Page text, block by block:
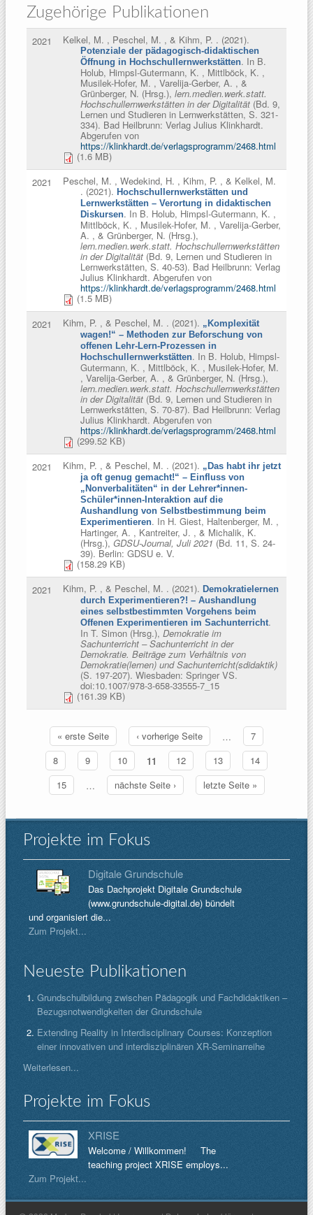
Zugehörige Publikationen
2021 Kelkel, M. , Peschel, M. , & Kihm, P. . (2021).
Potenziale der pädagogisch-didaktischen
Öffnung in Hochschullernwerkstätten. In B.
Holub, Himpsl-Gutermann, K. , Mittlböck, K. ,
Musilek-Hofer, M. , Varelija-Gerber, A. , &
Grünberger, N. (Hrsg.), lern.medien.werk.statt.
Hochschullernwerkstätten in der Digitalität (Bd. 9,
Lernen und Studieren in Lernwerkstätten, S. 321-
334). Bad Heilbrunn: Verlag Julius Klinkhardt.
Abgerufen von
https://klinkhardt.de/verlagsprogramm/2468.html
(1.6 MB)
2021
Peschel, M. , Wedekind, H. , Kihm, P. , & Kelkel, M.
. (2021). Hochschullernwerkstätten und
Lernwerkstätten – Verortung in didaktischen
Diskursen. In B. Holub, Himpsl-Gutermann, K. ,
Mittlböck, K. , Musilek-Hofer, M. , Varelija-Gerber,
A. , & Grünberger, N. (Hrsg.),
lern.medien.werk.statt. Hochschullernwerkstätten
in der Digitalität (Bd. 9, Lernen und Studieren in
Lernwerkstätten, S. 40-53). Bad Heilbrunn: Verlag
Julius Klinkhardt. Abgerufen von
https://klinkhardt.de/verlagsprogramm/2468.html
(1.5 MB)
2021
Kihm, P. , & Peschel, M. . (2021). „Komplexität
wagen!“ – Methoden zur Beforschung von
offenen Lehr-Lern-Prozessen in
Hochschullernwerkstätten. In B. Holub, Himpsl-
Gutermann, K. , Mittlböck, K. , Musilek-Hofer, M.
, Varelija-Gerber, A. , & Grünberger, N. (Hrsg.),
lern.medien.werk.statt. Hochschullernwerkstätten
in der Digitalität (Bd. 9, Lernen und Studieren in
Lernwerkstätten, S. 70-87). Bad Heilbrunn: Verlag
Julius Klinkhardt. Abgerufen von
https://klinkhardt.de/verlagsprogramm/2468.html
(299.52 KB)
2021
Kihm, P. , & Peschel, M. . (2021). „Das habt ihr jetzt
ja oft genug gemacht!“ – Einfluss von
„Nonverbalitäten“ in der Lehrer*innen-
Schüler*innen-Interaktion auf die
Aushandlung von Selbstbestimmung beim
Experimentieren. In H. Giest, Haltenberger, M. ,
Hartinger, A. , Kantreiter, J. , & Michalik, K.
(Hrsg.), GDSU-Journal, Juli 2021 (Bd. 11, S. 24-
39). Berlin: GDSU e. V.
(158.29 KB)
2021
Kihm, P. , & Peschel, M. . (2021). Demokratielernen
durch Experimentieren?! – Aushandlung
eines selbstbestimmten Vorgehens beim
Offenen Experimentieren im Sachunterricht.
In T. Simon (Hrsg.), Demokratie im
Sachunterricht – Sachunterricht in der
Demokratie. Beiträge zum Verhältnis von
Demokratie(lernen) und Sachunterricht(sdidaktik)
(S. 197-207). Wiesbaden: Springer VS.
doi:10.1007/978-3-658-33555-7_15
(161.39 KB)
Seiten
« erste Seite ‹ vorherige Seite …
7
8
9 10 11 12 13
14
15
… nächste Seite › letzte Seite »
Projekte im Fokus
Digitale Grundschule
Das Dachprojekt Digitale Grundschule
(www.grundschule-digital.de) bündelt
und organisiert die...
Zum Projekt...
Neueste Publikationen
Grundschulbildung zwischen Pädagogik und Fachdidaktiken –
Bezugsnotwendigkeiten der Grundschule
Extending Reality in Interdisciplinary Courses: Konzeption
einer innovativen und interdisziplinären XR-Seminarreihe
Weiterlesen...
Projekte im Fokus
XRISE
Welcome / Willkommen! The
teaching project XRISE employs...
Zum Projekt...